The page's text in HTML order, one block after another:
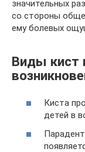
значительных
со стороны
ему болевых
Виды кист
Киста
детей в